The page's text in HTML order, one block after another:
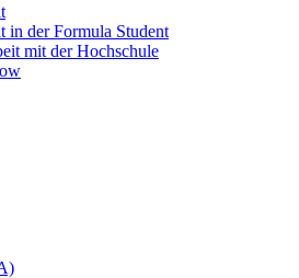
in der Formula Student
mit der Hochschule